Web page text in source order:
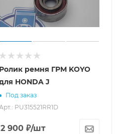
Ролик ремня ГРМ KOYO
HONDA J
Под заказ
PU315521RR1D
2 900 ₽/шт